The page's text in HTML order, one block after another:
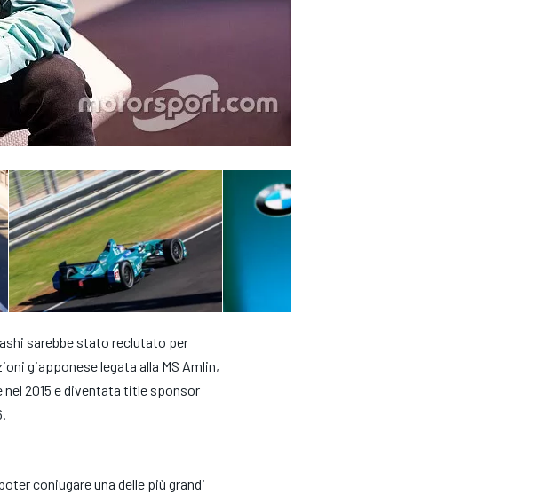
sarebbe stato reclutato per
giapponese legata alla MS Amlin,
2015 e diventata title sponsor
coniugare una delle più grandi